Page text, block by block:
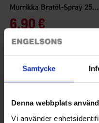
Samtycke
Denna webbplats
Vi använder
Murrikka Bratöl-Spray 250 ml
6,90 €